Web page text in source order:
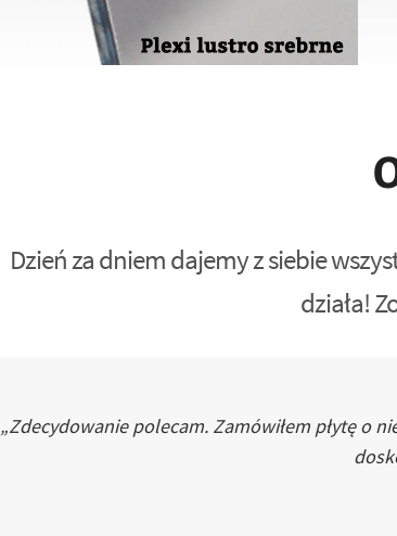
Dzień za dniem dajemy z siebie
działa!
„Zdecydowanie polecam. Zamówiłem płytę o